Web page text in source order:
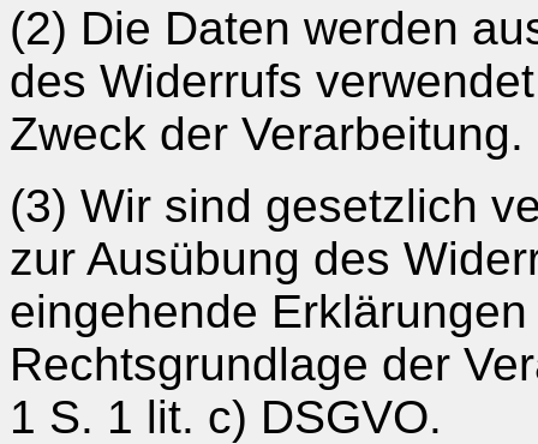
(2) Die Daten werden
des Widerrufs
Zweck der Verarbeitung.
(3) Wir sind gesetzlich
zur Ausübung des
eingehende
Rechtsgrundlage der
1 S. 1 lit. c) DSGVO.